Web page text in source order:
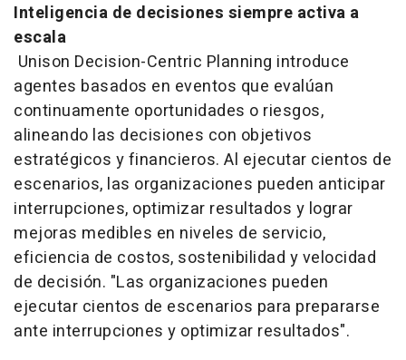
Inteligencia de decisiones siempre activa a
escala
Unison Decision-Centric Planning introduce
agentes basados en eventos que evalúan
continuamente oportunidades o riesgos,
alineando las decisiones con objetivos
estratégicos y financieros. Al ejecutar cientos de
escenarios, las organizaciones pueden anticipar
interrupciones, optimizar resultados y lograr
mejoras medibles en niveles de servicio,
eficiencia de costos, sostenibilidad y velocidad
de decisión. "Las organizaciones pueden
ejecutar cientos de escenarios para prepararse
ante interrupciones y optimizar resultados".